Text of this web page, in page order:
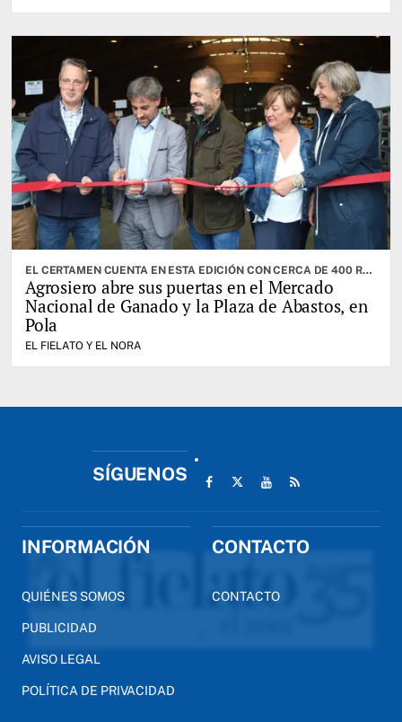
EL CERTAMEN CUENTA EN ESTA EDICIÓN CON CERCA DE 400 RESES. CABRANES ES EL CONCEJO INVITADO
Agrosiero abre sus puertas en el Mercado
Nacional de Ganado y la Plaza de Abastos, en
Pola
EL FIELATO Y EL NORA
SÍGUENOS
INFORMACIÓN
QUIÉNES SOMOS
PUBLICIDAD
AVISO LEGAL
POLÍTICA DE PRIVACIDAD
CONTACTO
CONTACTO